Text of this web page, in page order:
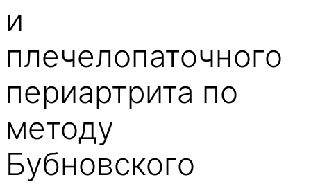
и
плечелопаточного
периартрита по
методу
Бубновского